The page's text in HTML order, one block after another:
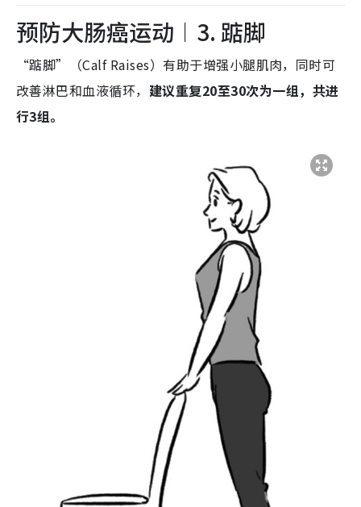
预防大肠癌运动︱3. 踮脚
“踮脚”（Calf Raises）有助于增强小腿肌肉，同时可
改善淋巴和血液循环， 建议重复20至30次为一组，共进
行3组。